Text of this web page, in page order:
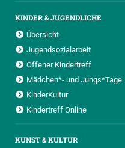
KINDER & JUGENDLICHE
Übersicht
Jugendsozialarbeit
Offener Kindertreff
Mädchen*- und Jungs*Tage
KinderKultur
Kindertreff Online
KUNST & KULTUR